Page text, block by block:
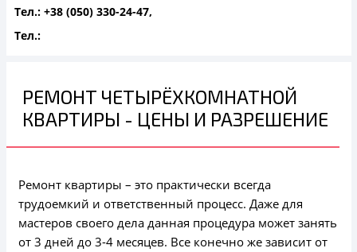
Тел.: +38 (050) 330-24-47,
Тел.:
РЕМОНТ ЧЕТЫРЁХКОМНАТНОЙ
КВАРТИРЫ - ЦЕНЫ И РАЗРЕШЕНИЕ
Ремонт квартиры – это практически всегда
трудоемкий и ответственный процесс. Даже для
мастеров своего дела данная процедура может занять
от 3 дней до 3-4 месяцев. Все конечно же зависит от